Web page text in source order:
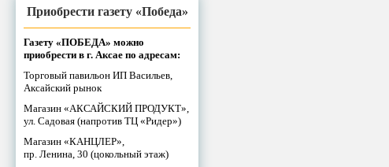
Приобрести газету «Победа»
Газету «ПОБЕДА» можно
приобрести в г. Аксае по адресам:
Торговый павильон ИП Васильев,
Аксайский рынок
Магазин «АКСАЙСКИЙ ПРОДУКТ»,
ул. Садовая (напротив ТЦ «Ридер»)
Магазин «КАНЦЛЕР»,
пр. Ленина, 30 (цокольный этаж)